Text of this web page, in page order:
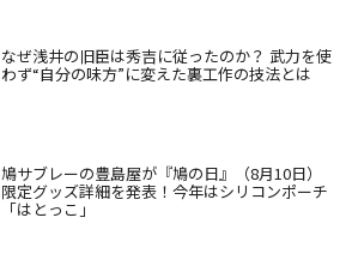
なぜ浅井の旧臣は秀吉に従ったのか？ 武力を使
わず“自分の味方”に変えた裏工作の技法とは
鳩サブレーの豊島屋が『鳩の日』（8月10日）
限定グッズ詳細を発表！今年はシリコンポーチ
「はとっこ」